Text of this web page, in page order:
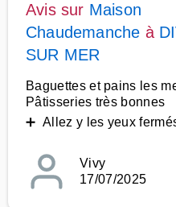
Avis sur Maison
Chaudemanche à
SUR MER
Baguettes et pains les
Pâtisseries très bonnes
➕ Allez y les yeux
Vivy
17/07/2025